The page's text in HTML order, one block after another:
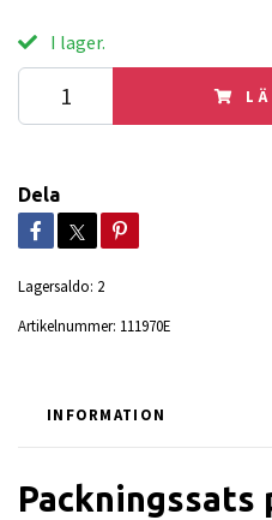
I lager.
Dela
Lagersaldo: 2
Artikelnummer: 111970E
INFORMATION
Packningssats